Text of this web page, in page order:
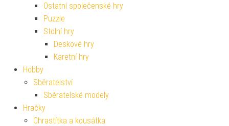
Ostatní společenské hry
Puzzle
Stolní hry
Deskové hry
Karetní hry
Hobby
Sběratelství
Sběratelské modely
Hračky
Chrastítka a kousátka